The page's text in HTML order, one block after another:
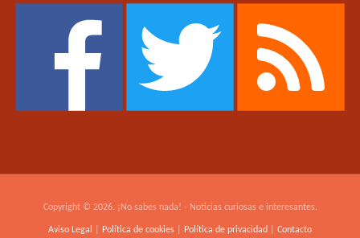
Copyright © 2026. ¡No sabes nada! - Noticias curiosas e interesantes.
Aviso Legal Política de cookies Política de privacidad Contacto